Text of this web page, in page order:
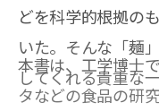
どを科学的根拠の
いた。そんな「麺
してくれる貴重な
本書は、工学博士
タなどの食品の研